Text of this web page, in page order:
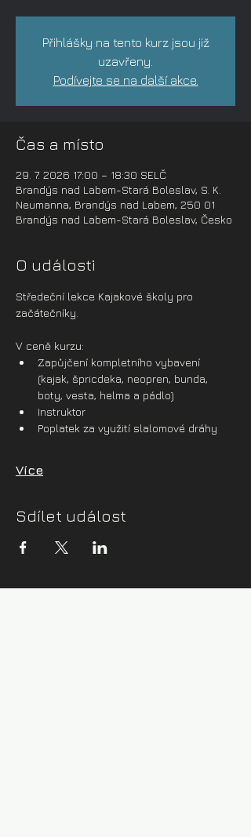
Přihlášky na tento kurz jsou již
uzavřeny.
Podívejte se na další akce.
Čas a místo
29. 7. 2026 17:00 – 18:30 SELČ
Brandýs nad Labem-Stará Boleslav, S. K.
Neumanna, Brandýs nad Labem, 250 01
Brandýs nad Labem-Stará Boleslav, Česko
O události
Středeční lekce Kajakové školy pro
začátečníky.
V ceně kurzu:
Zapůjčení kompletního vybavení
(kajak, špricdeka, neopren, bunda,
boty, vesta, helma a pádlo)
Instruktor
Poplatek za využití slalomové dráhy
Více
Sdílet událost